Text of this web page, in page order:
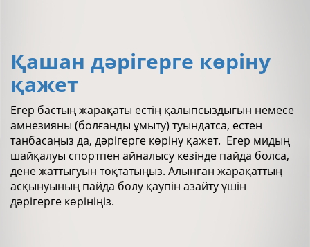
Қашан дәрігерге көріну
қажет
Егер бастың жарақаты естің қалыпсыздығын немесе
амнезияны (болғанды ұмыту) туындатса, естен
танбасаңыз да, дәрігерге көріну қажет. Егер мидың
шайқалуы спортпен айналысу кезінде пайда болса,
дене жаттығуын тоқтатыңыз. Алынған жарақаттың
асқынуының пайда болу қаупін азайту үшін
дәрігерге көрініңіз.